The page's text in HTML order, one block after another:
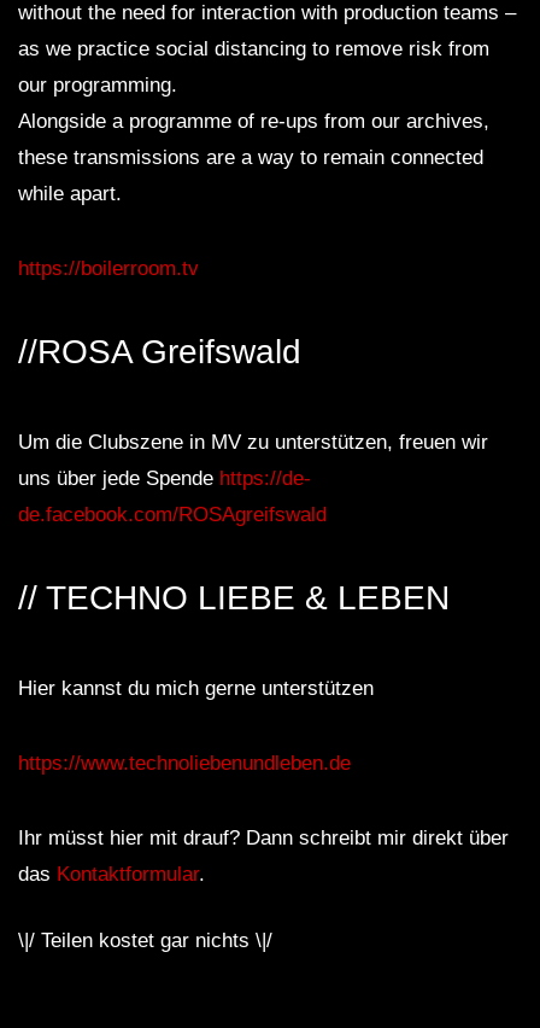
without the need for interaction with production teams –
as we practice social distancing to remove risk from
our programming.
Alongside a programme of re-ups from our archives,
these transmissions are a way to remain connected
while apart.
https://boilerroom.tv
//ROSA Greifswald
Um die Clubszene in MV zu unterstützen, freuen wir
uns über jede Spende https://de-
de.facebook.com/ROSAgreifswald
// TECHNO LIEBE & LEBEN
Hier kannst du mich gerne unterstützen
https://www.technoliebenundleben.de
Ihr müsst hier mit drauf? Dann schreibt mir direkt über
das Kontaktformular.
\|/ Teilen kostet gar nichts \|/